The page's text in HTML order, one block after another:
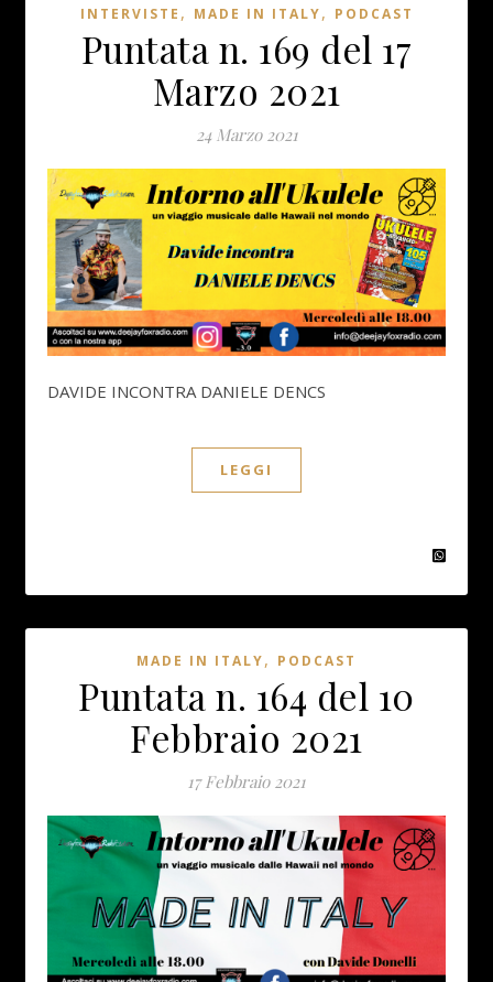
INTERVISTE , MADE IN ITALY, PODCAST
Puntata n. 169 del 17
Marzo 2021
24 Marzo 2021
DAVIDE INCONTRA DANIELE DENCS
LEGGI
MADE IN ITALY, PODCAST
Puntata n. 164 del 10
Febbraio 2021
17 Febbraio 2021